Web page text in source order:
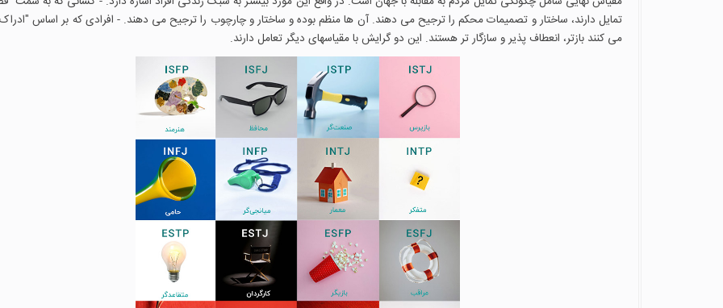
تمایل دارند، ساختار و تصمیمات محکم را ترجیح می دهند. آن ها منظم بوده و ساختار و چارچوب را ترجیح می دهند. - افرادی که بر اساس
می کنند بازتر، انعطاف پذیر و سازگار تر هستند. این دو گرایش با مقیاسهای دیگر تعامل دارند.